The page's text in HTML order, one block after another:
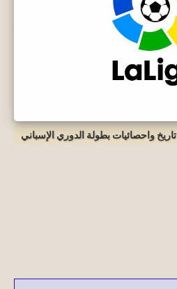
تاريخ واحصائيات بطولة الدوري الإسباني